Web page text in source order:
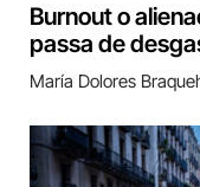
Burnout o
passa de
María Dolores